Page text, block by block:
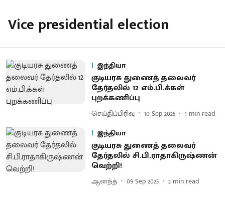
Vice presidential election
இந்தியா
குடியரசு துணைத் தலைவர்
தேர்தலில் 12 எம்.பி.க்கள்
புறக்கணிப்பு
செய்திப்பிரிவு 10 Sep 2025 1 min read
இந்தியா
குடியரசு துணைத் தலைவர்
தேர்தலில் சி.பி.ராதாகிருஷ்ணன்
வெற்றி!
ஆனந்த் 09 Sep 2025 2 min read